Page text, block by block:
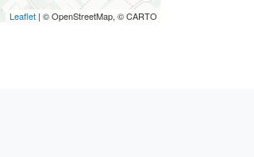
Leaflet | © OpenStreetMap, © CARTO